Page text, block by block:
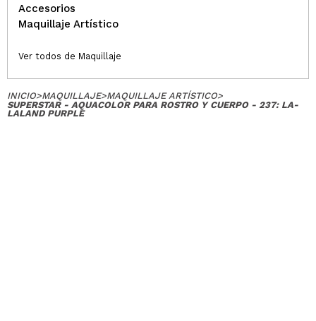
Accesorios
Maquillaje Artístico
Ver todos de Maquillaje
INICIO>MAQUILLAJE>MAQUILLAJE ARTÍSTICO>
SUPERSTAR - AQUACOLOR PARA ROSTRO Y CUERPO - 237: LA-
LALAND PURPLE